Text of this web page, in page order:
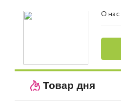
О нас
Товар дня